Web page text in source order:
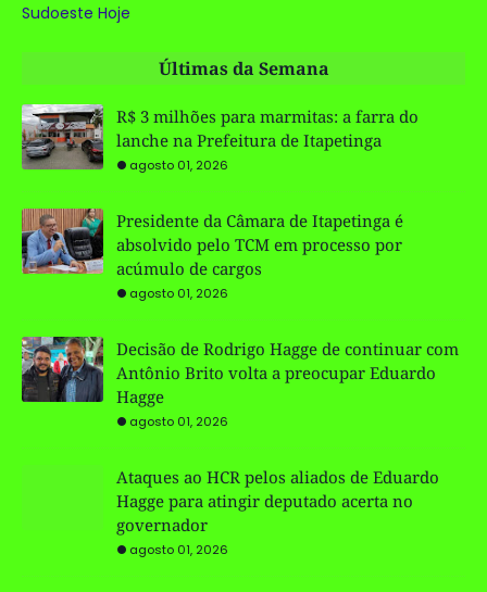
Sudoeste Hoje
Últimas da Semana
R$ 3 milhões para marmitas: a farra do
lanche na Prefeitura de Itapetinga
agosto 01, 2026
Presidente da Câmara de Itapetinga é
absolvido pelo TCM em processo por
acúmulo de cargos
agosto 01, 2026
Decisão de Rodrigo Hagge de continuar com
Antônio Brito volta a preocupar Eduardo
Hagge
agosto 01, 2026
Ataques ao HCR pelos aliados de Eduardo
Hagge para atingir deputado acerta no
governador
agosto 01, 2026